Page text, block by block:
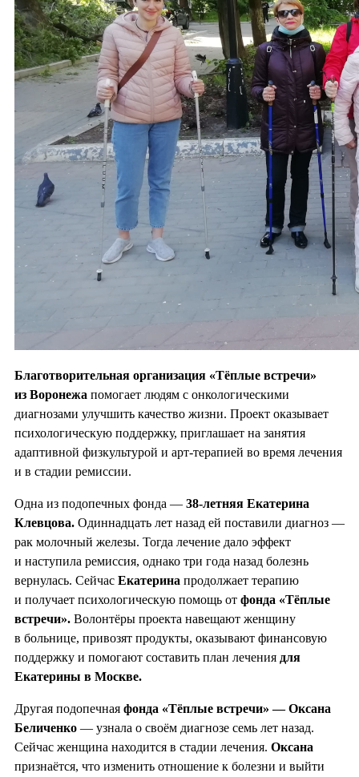
Благотворительная организация «Тёплые встречи»
из Воронежа помогает людям с онкологическими
диагнозами улучшить качество жизни. Проект оказывает
психологическую поддержку, приглашает на занятия
адаптивной физкультурой и арт-терапией во время лечения
и в стадии ремиссии.
Одна из подопечных фонда — 38-летняя Екатерина
Клевцова. Одиннадцать лет назад ей поставили диагноз —
рак молочный железы. Тогда лечение дало эффект
и наступила ремиссия, однако три года назад болезнь
вернулась. Сейчас Екатерина продолжает терапию
и получает психологическую помощь от фонда «Тёплые
встречи». Волонтёры проекта навещают женщину
в больнице, привозят продукты, оказывают финансовую
поддержку и помогают составить план лечения для
Екатерины в Москве.
Другая подопечная фонда «Тёплые встречи» — Оксана
Беличенко — узнала о своём диагнозе семь лет назад.
Сейчас женщина находится в стадии лечения. Оксана
признаётся, что изменить отношение к болезни и выйти